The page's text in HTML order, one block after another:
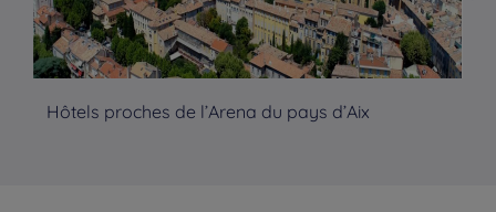
Hôtels proches de l’Arena du pays d’Aix